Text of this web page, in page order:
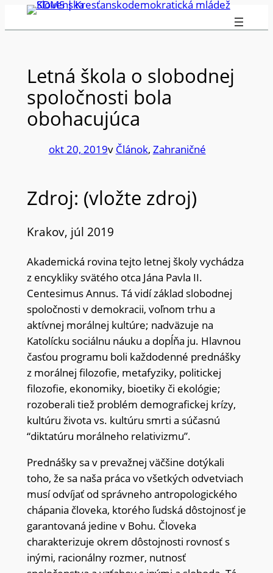
Prejsť
na
Letná škola o slobodnej
spoločnosti bola
obohacujúca
okt 20, 2019v Článok, Zahraničné
Zdroj: (vložte zdroj)
Krakov, júl 2019
Akademická rovina tejto letnej školy vychádza
z encykliky svätého otca Jána Pavla II.
Centesimus Annus. Tá vidí základ slobodnej
spoločnosti v demokracii, voľnom trhu a
aktívnej morálnej kultúre; nadväzuje na
Katolícku sociálnu náuku a dopĺňa ju. Hlavnou
časťou programu boli každodenné prednášky
z morálnej filozofie, metafyziky, politickej
filozofie, ekonomiky, bioetiky či ekológie;
rozoberali tiež problém demografickej krízy,
kultúru života vs. kultúru smrti a súčasnú
“diktatúru morálneho relativizmu”.
Prednášky sa v prevažnej väčšine dotýkali
toho, že sa naša práca vo všetkých odvetviach
musí odvíjať od správneho antropologického
chápania človeka, ktorého ľudská dôstojnosť je
garantovaná jedine v Bohu. Človeka
charakterizuje okrem dôstojnosti rovnosť s
inými, racionálny rozmer, nutnosť